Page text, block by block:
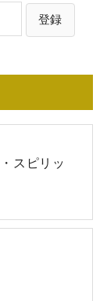
スピリッ